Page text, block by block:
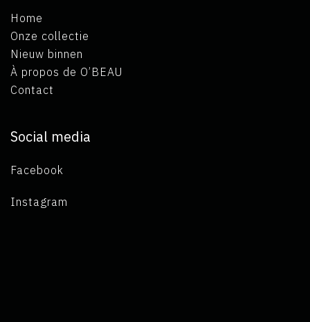
Home
Onze collectie
Nieuw binnen
À propos de O’BEAU
Contact
Social media
Facebook
Instagram